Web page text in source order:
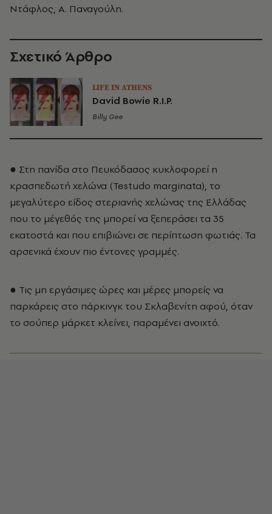
Ντάφλος, Α. Παναγούλη.
Σχετικό Άρθρο
LIFE IN ATHENS
David Bowie R.I.P.
Billy Gee
● Στη πανίδα στο Πευκόδασος κυκλοφορεί η
κρασπεδωτή χελώνα (Testudo marginata), το
μεγαλύτερο είδος στεριανής χελώνας της Ελλάδας
που το μέγεθός της μπορεί να ξεπεράσει τα 35
εκατοστά και που επιβιώνει σε περίπτωση φωτιάς. Τα
αρσενικά έχουν πιο έντονες γραμμές.
● Τις μη εργάσιμες ώρες και μέρες μπορείς να
παρκάρεις στο πάρκινγκ του Σκλαβενίτη αφού, όταν
το σούπερ μάρκετ κλείνει, παραμένει ανοιχτό.